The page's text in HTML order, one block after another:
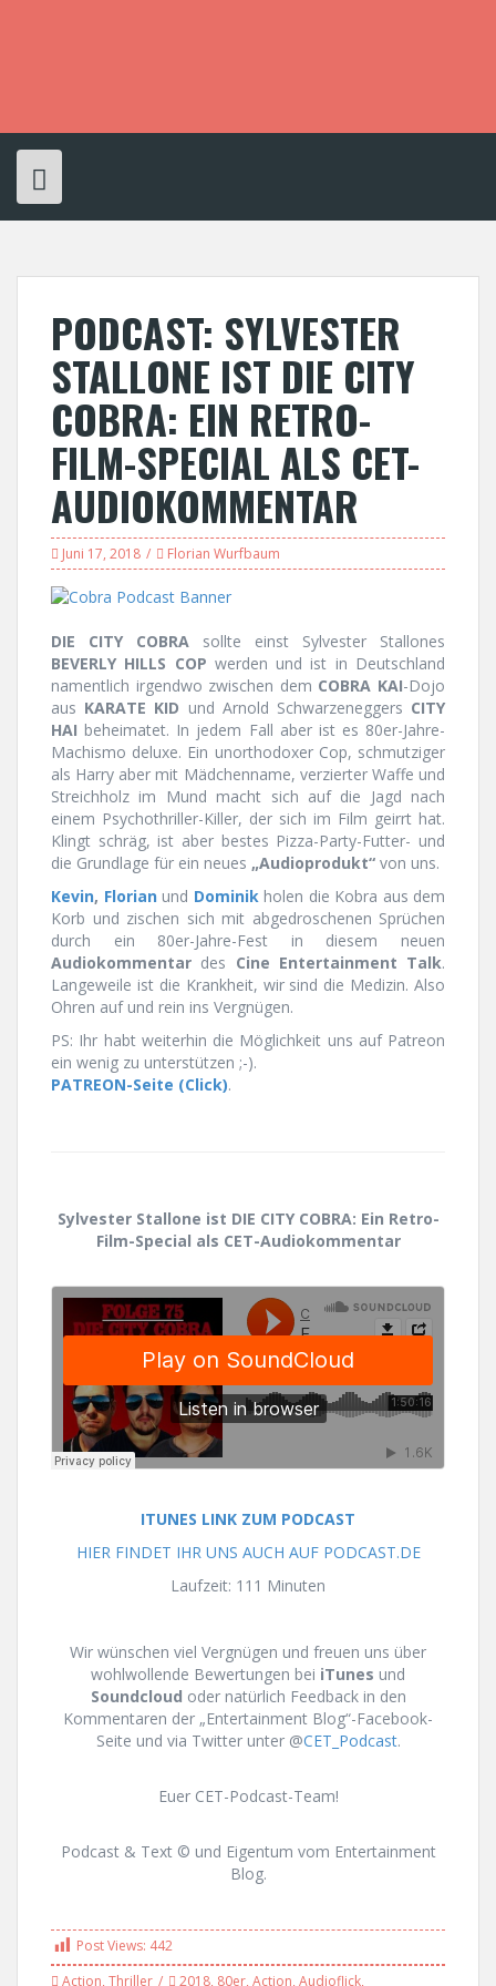
PODCAST: SYLVESTER
STALLONE IST DIE CITY
COBRA: EIN RETRO-
FILM-SPECIAL ALS CET-
AUDIOKOMMENTAR
Juni 17, 2018 Florian Wurfbaum
DIE CITY COBRA sollte einst Sylvester Stallones
BEVERLY HILLS COP werden und ist in Deutschland
namentlich irgendwo zwischen dem COBRA KAI-Dojo
aus KARATE KID und Arnold Schwarzeneggers CITY
HAI beheimatet. In jedem Fall aber ist es 80er-Jahre-
Machismo deluxe. Ein unorthodoxer Cop, schmutziger
als Harry aber mit Mädchenname, verzierter Waffe und
Streichholz im Mund macht sich auf die Jagd nach
einem Psychothriller-Killer, der sich im Film geirrt hat.
Klingt schräg, ist aber bestes Pizza-Party-Futter- und
die Grundlage für ein neues „Audioprodukt“ von uns.
Kevin, Florianund Dominikholen die Kobra aus dem
Korb und zischen sich mit abgedroschenen Sprüchen
durch ein 80er-Jahre-Fest in diesem neuen
Audiokommentar des Cine Entertainment Talk.
Langeweile ist die Krankheit, wir sind die Medizin. Also
Ohren auf und rein ins Vergnügen.
PS: Ihr habt weiterhin die Möglichkeit uns auf Patreon
ein wenig zu unterstützen ;-).
PATREON-Seite (Click).
Sylvester Stallone ist DIE CITY COBRA: Ein Retro-
Film-Special als CET-Audiokommentar
ITUNES LINK ZUM PODCAST
HIER FINDET IHR UNS AUCH AUF PODCAST.DE
Laufzeit: 111 Minuten
Wir wünschen viel Vergnügen und freuen uns über
wohlwollende Bewertungen bei iTunes und
Soundcloud oder natürlich Feedback in den
Kommentaren der „Entertainment Blog“-Facebook-
Seite und via Twitter unter @CET_Podcast.
Euer CET-Podcast-Team!
Podcast & Text © und Eigentum vom Entertainment
Blog.
Post Views: 442
Action, Thriller 2018, 80er, Action, Audioflick,